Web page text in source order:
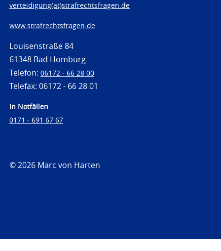
verteidigung(at)strafrechtsfragen.de
www.strafrechtsfragen.de
Louisenstraße 84
61348 Bad Homburg
Telefon: 06172 - 66 28 00
Telefax: 06172 - 66 28 01
In Notfällen
0171 - 691 67 67
© 2026 Marc von Harten